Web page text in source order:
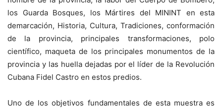
los Guarda Bosques, los Mártires del MININT en esta
demarcación, Historia, Cultura, Tradiciones, conformación
de la provincia, principales transformaciones, polo
científico, maqueta de los principales monumentos de la
provincia y las huella dejadas por el líder de la Revolución
Cubana Fidel Castro en estos predios.
Uno de los objetivos fundamentales de esta muestra es